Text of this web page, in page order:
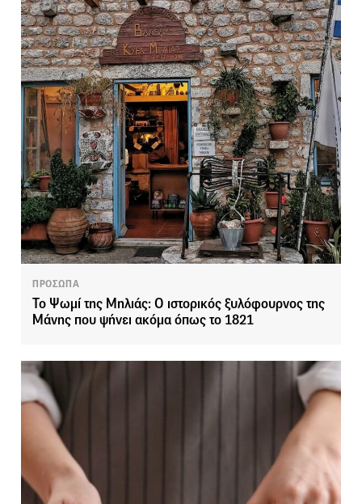
ΠΡΟΣΩΠΑ
Το Ψωμί της Μηλιάς: Ο ιστορικός ξυλόφουρνος της
Μάνης που ψήνει ακόμα όπως το 1821